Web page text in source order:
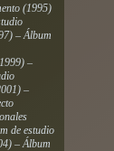
(1995)
– Álbum
–
–
de estudio
– Álbum